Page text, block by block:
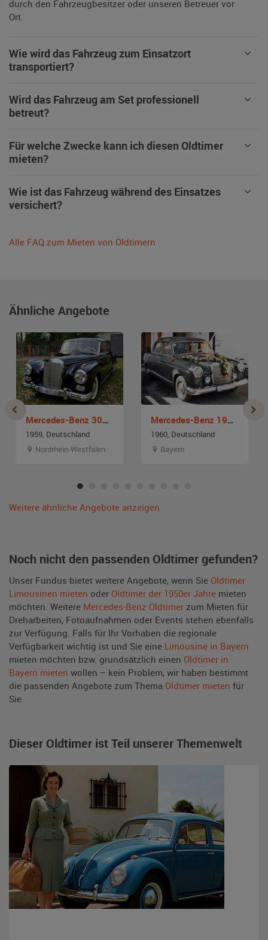
durch den Fahrzeugbesitzer oder unseren Betreuer vor
Ort.
Wie wird das Fahrzeug zum Einsatzort
transportiert?
Wird das Fahrzeug am Set professionell
betreut?
Für welche Zwecke kann ich diesen Oldtimer
mieten?
Wie ist das Fahrzeug während des Einsatzes
versichert?
Alle FAQ zum Mieten von Oldtimern
Ähnliche Angebote
Mercedes-Benz 300 d Adenauer
1959, Deutschland
Nordrhein-Westfalen
Mercedes-Benz 190 Db
1960, Deutschland
Bayern
Weitere ähnliche Angebote anzeigen
Noch nicht den passenden Oldtimer gefunden?
Unser Fundus bietet weitere Angebote, wenn Sie Oldtimer
Limousinen mieten oder Oldtimer der 1950er Jahre mieten
möchten. Weitere Mercedes-Benz Oldtimer zum Mieten für
Dreharbeiten, Fotoaufnahmen oder Events stehen ebenfalls
zur Verfügung. Falls für Ihr Vorhaben die regionale
Verfügbarkeit wichtig ist und Sie eine Limousine in Bayern
mieten möchten bzw. grundsätzlich einen Oldtimer in
Bayern mieten wollen – kein Problem, wir haben bestimmt
die passenden Angebote zum Thema Oldtimer mieten für
Sie.
Dieser Oldtimer ist Teil unserer Themenwelt